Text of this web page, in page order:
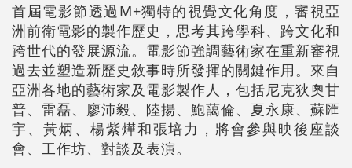
首屆電影節透過M+獨特的視覺文化角度，審視亞
洲前衛電影的製作歷史，思考其跨學科、跨文化和
跨世代的發展源流。電影節強調藝術家在重新審視
過去並塑造新歷史敘事時所發揮的關鍵作用。來自
亞洲各地的藝術家及電影製作人，包括尼克狄奧甘
普、雷磊、廖沛毅、陸揚、鮑藹倫、夏永康、蘇匯
宇、黃炳、楊紫燁和張培力，將會參與映後座談
會、工作坊、對談及表演。